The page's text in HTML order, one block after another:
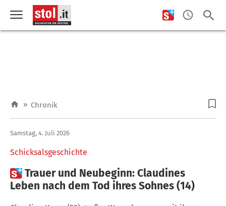
» Chronik
Schicksalsgeschichte
Samstag, 4. Juli 2026
Trauer und Neubeginn: Claudines
Leben nach dem Tod ihres Sohnes (14)